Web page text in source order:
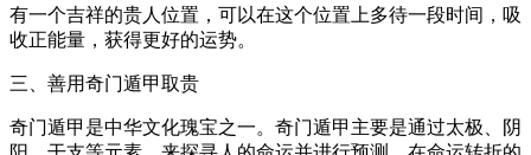
有一个吉祥的贵人位置，可以在这个位置上多待一段时间，吸
收正能量，获得更好的运势。
三、善用奇门遁甲取贵
奇门遁甲是中华文化瑰宝之一。奇门遁甲主要是通过太极、阴